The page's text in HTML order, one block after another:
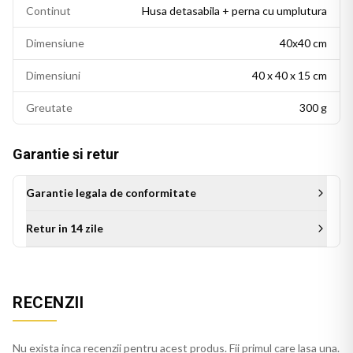
Perna personalizata BTS este alegerea ideala ca idee de
K-pop, potrivit pe pat, canapea sau fotoliu.
Continut Husa detasabila + perna cu umplutura
Dimensiune 40x40 cm
Dimensiuni 40 x 40 x 15 cm
Greutate 300 g
Garantie si retur
Garantie legala de conformitate
Retur in 14 zile
RECENZII
Nu exista inca recenzii pentru acest produs. Fii primul care lasa una.